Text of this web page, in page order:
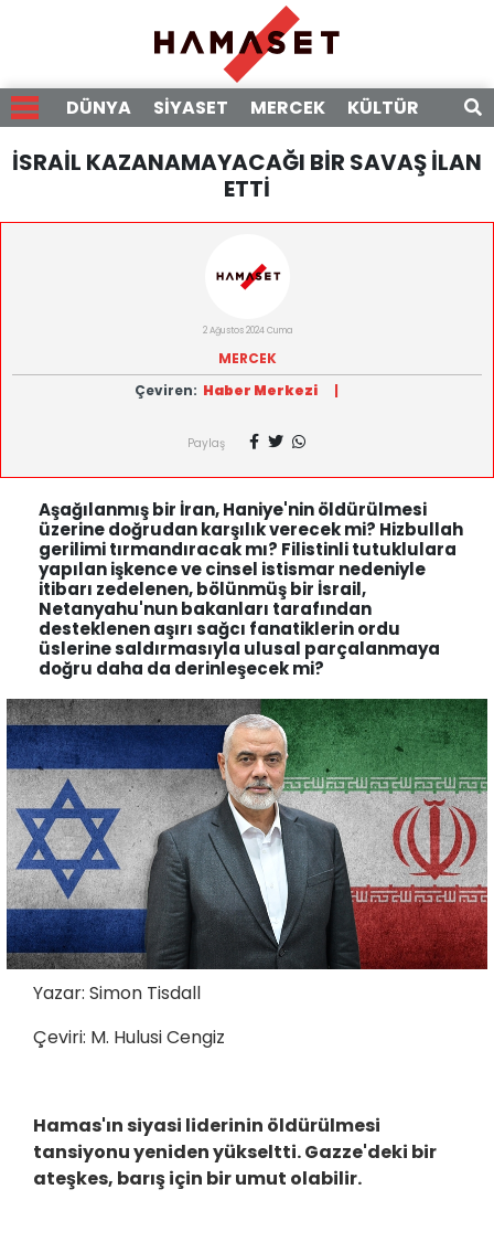
DÜNYA SİYASET MERCEK KÜLTÜR
İSRAİL KAZANAMAYACAĞI BİR SAVAŞ İLAN
ETTİ
2 Ağustos 2024 Cuma
MERCEK
Çeviren: Haber Merkezi |
Paylaş
Aşağılanmış bir İran, Haniye'nin öldürülmesi
üzerine doğrudan karşılık verecek mi? Hizbullah
gerilimi tırmandıracak mı? Filistinli tutuklulara
yapılan işkence ve cinsel istismar nedeniyle
itibarı zedelenen, bölünmüş bir İsrail,
Netanyahu'nun bakanları tarafından
desteklenen aşırı sağcı fanatiklerin ordu
üslerine saldırmasıyla ulusal parçalanmaya
doğru daha da derinleşecek mi?
Yazar: Simon Tisdall
Çeviri: M. Hulusi Cengiz
Hamas'ın siyasi liderinin öldürülmesi
tansiyonu yeniden yükseltti. Gazze'deki bir
ateşkes, barış için bir umut olabilir.